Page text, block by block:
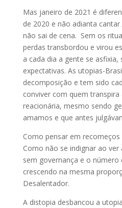
Mas janeiro de 2021 é
de 2020 e não adianta cantar
não sai de cena. Sem os
perdas transbordou e virou
a cada dia a gente se
expectativas. As utopias-
decomposição e tem sido
conviver com quem
reacionária, mesmo sendo
amamos e que antes
Como pensar em
Como não se indignar ao ver
sem governança e o número
crescendo na mesma
Desalentador.
A distopia desbancou a